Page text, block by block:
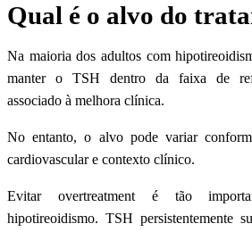
Qual é o alvo do
Na maioria dos adultos com
manter o TSH dentro da faixa de
associado à melhora clínica.
No entanto, o alvo pode variar
cardiovascular e contexto clínico.
Evitar overtreatment é tão
hipotireoidismo. TSH persistentemente